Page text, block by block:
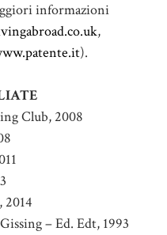
informazioni
,
).
Club, 2008
– Ed. Edt, 1993